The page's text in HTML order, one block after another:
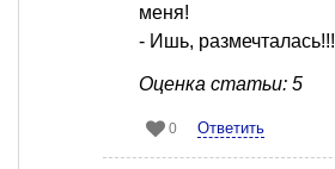
меня!
- Ишь, размечталась!!!
Оценка статьи: 5
0 Ответить